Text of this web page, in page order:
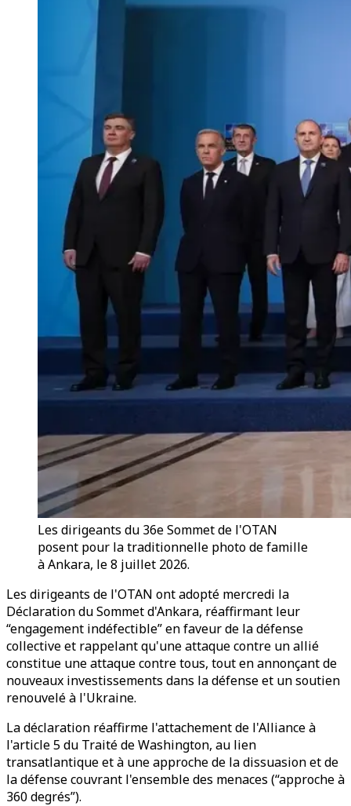
Les dirigeants du 36e Sommet de l'OTAN
posent pour la traditionnelle photo de famille
à Ankara, le 8 juillet 2026.
Les dirigeants de l'OTAN ont adopté mercredi la
Déclaration du Sommet d'Ankara, réaffirmant leur
“engagement indéfectible” en faveur de la défense
collective et rappelant qu'une attaque contre un allié
constitue une attaque contre tous, tout en annonçant de
nouveaux investissements dans la défense et un soutien
renouvelé à l'Ukraine.
La déclaration réaffirme l'attachement de l'Alliance à
l'article 5 du Traité de Washington, au lien
transatlantique et à une approche de la dissuasion et de
la défense couvrant l'ensemble des menaces (“approche à
360 degrés”).